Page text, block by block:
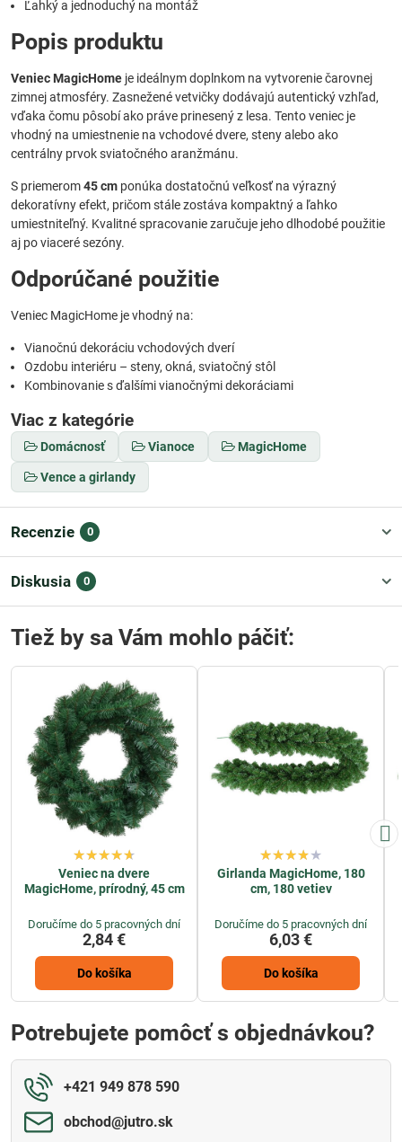
Ľahký a jednoduchý na montáž
Popis produktu
Veniec MagicHome je ideálnym doplnkom na vytvorenie čarovnej
zimnej atmosféry. Zasnežené vetvičky dodávajú autentický vzhľad,
vďaka čomu pôsobí ako práve prinesený z lesa. Tento veniec je
vhodný na umiestnenie na vchodové dvere, steny alebo ako
centrálny prvok sviatočného aranžmánu.
S priemerom45 cm ponúka dostatočnú veľkosť na výrazný
dekoratívny efekt, pričom stále zostáva kompaktný a ľahko
umiestniteľný. Kvalitné spracovanie zaručuje jeho dlhodobé použitie
aj po viaceré sezóny.
Odporúčané použitie
Veniec MagicHome je vhodný na:
Vianočnú dekoráciu vchodových dverí
Ozdobu interiéru – steny, okná, sviatočný stôl
Kombinovanie s ďalšími vianočnými dekoráciami
Viac z kategórie
Domácnosť Vianoce MagicHome
Vence a girlandy
Recenzie 0
Diskusia 0
Tiež by sa Vám mohlo páčiť:
Veniec na dvere
MagicHome, prírodný, 45 cm
Doručíme do 5 pracovných dní
2,84 €
Do košíka
Girlanda MagicHome, 180
cm, 180 vetiev
Doručíme do 5 pracovných dní
6,03 €
Do košíka
Potrebujete pomôcť s objednávkou?
+421 949 878 590
obchod​@jutro​.sk